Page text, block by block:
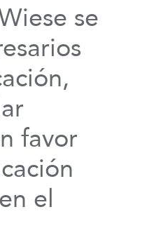
se
favor
el